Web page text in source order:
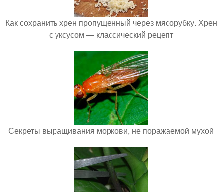
Как сохранить хрен пропущенный через мясорубку. Хрен
с уксусом — классический рецепт
Секреты выращивания моркови, не поражаемой мухой